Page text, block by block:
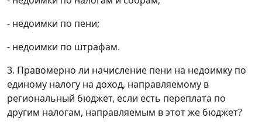
- недоимки по пени;
- недоимки по штрафам.
3. Правомерно ли начисление пени на недоимку по
единому налогу на доход, направляемому в
региональный бюджет, если есть переплата по
другим налогам, направляемым в этот же бюджет?